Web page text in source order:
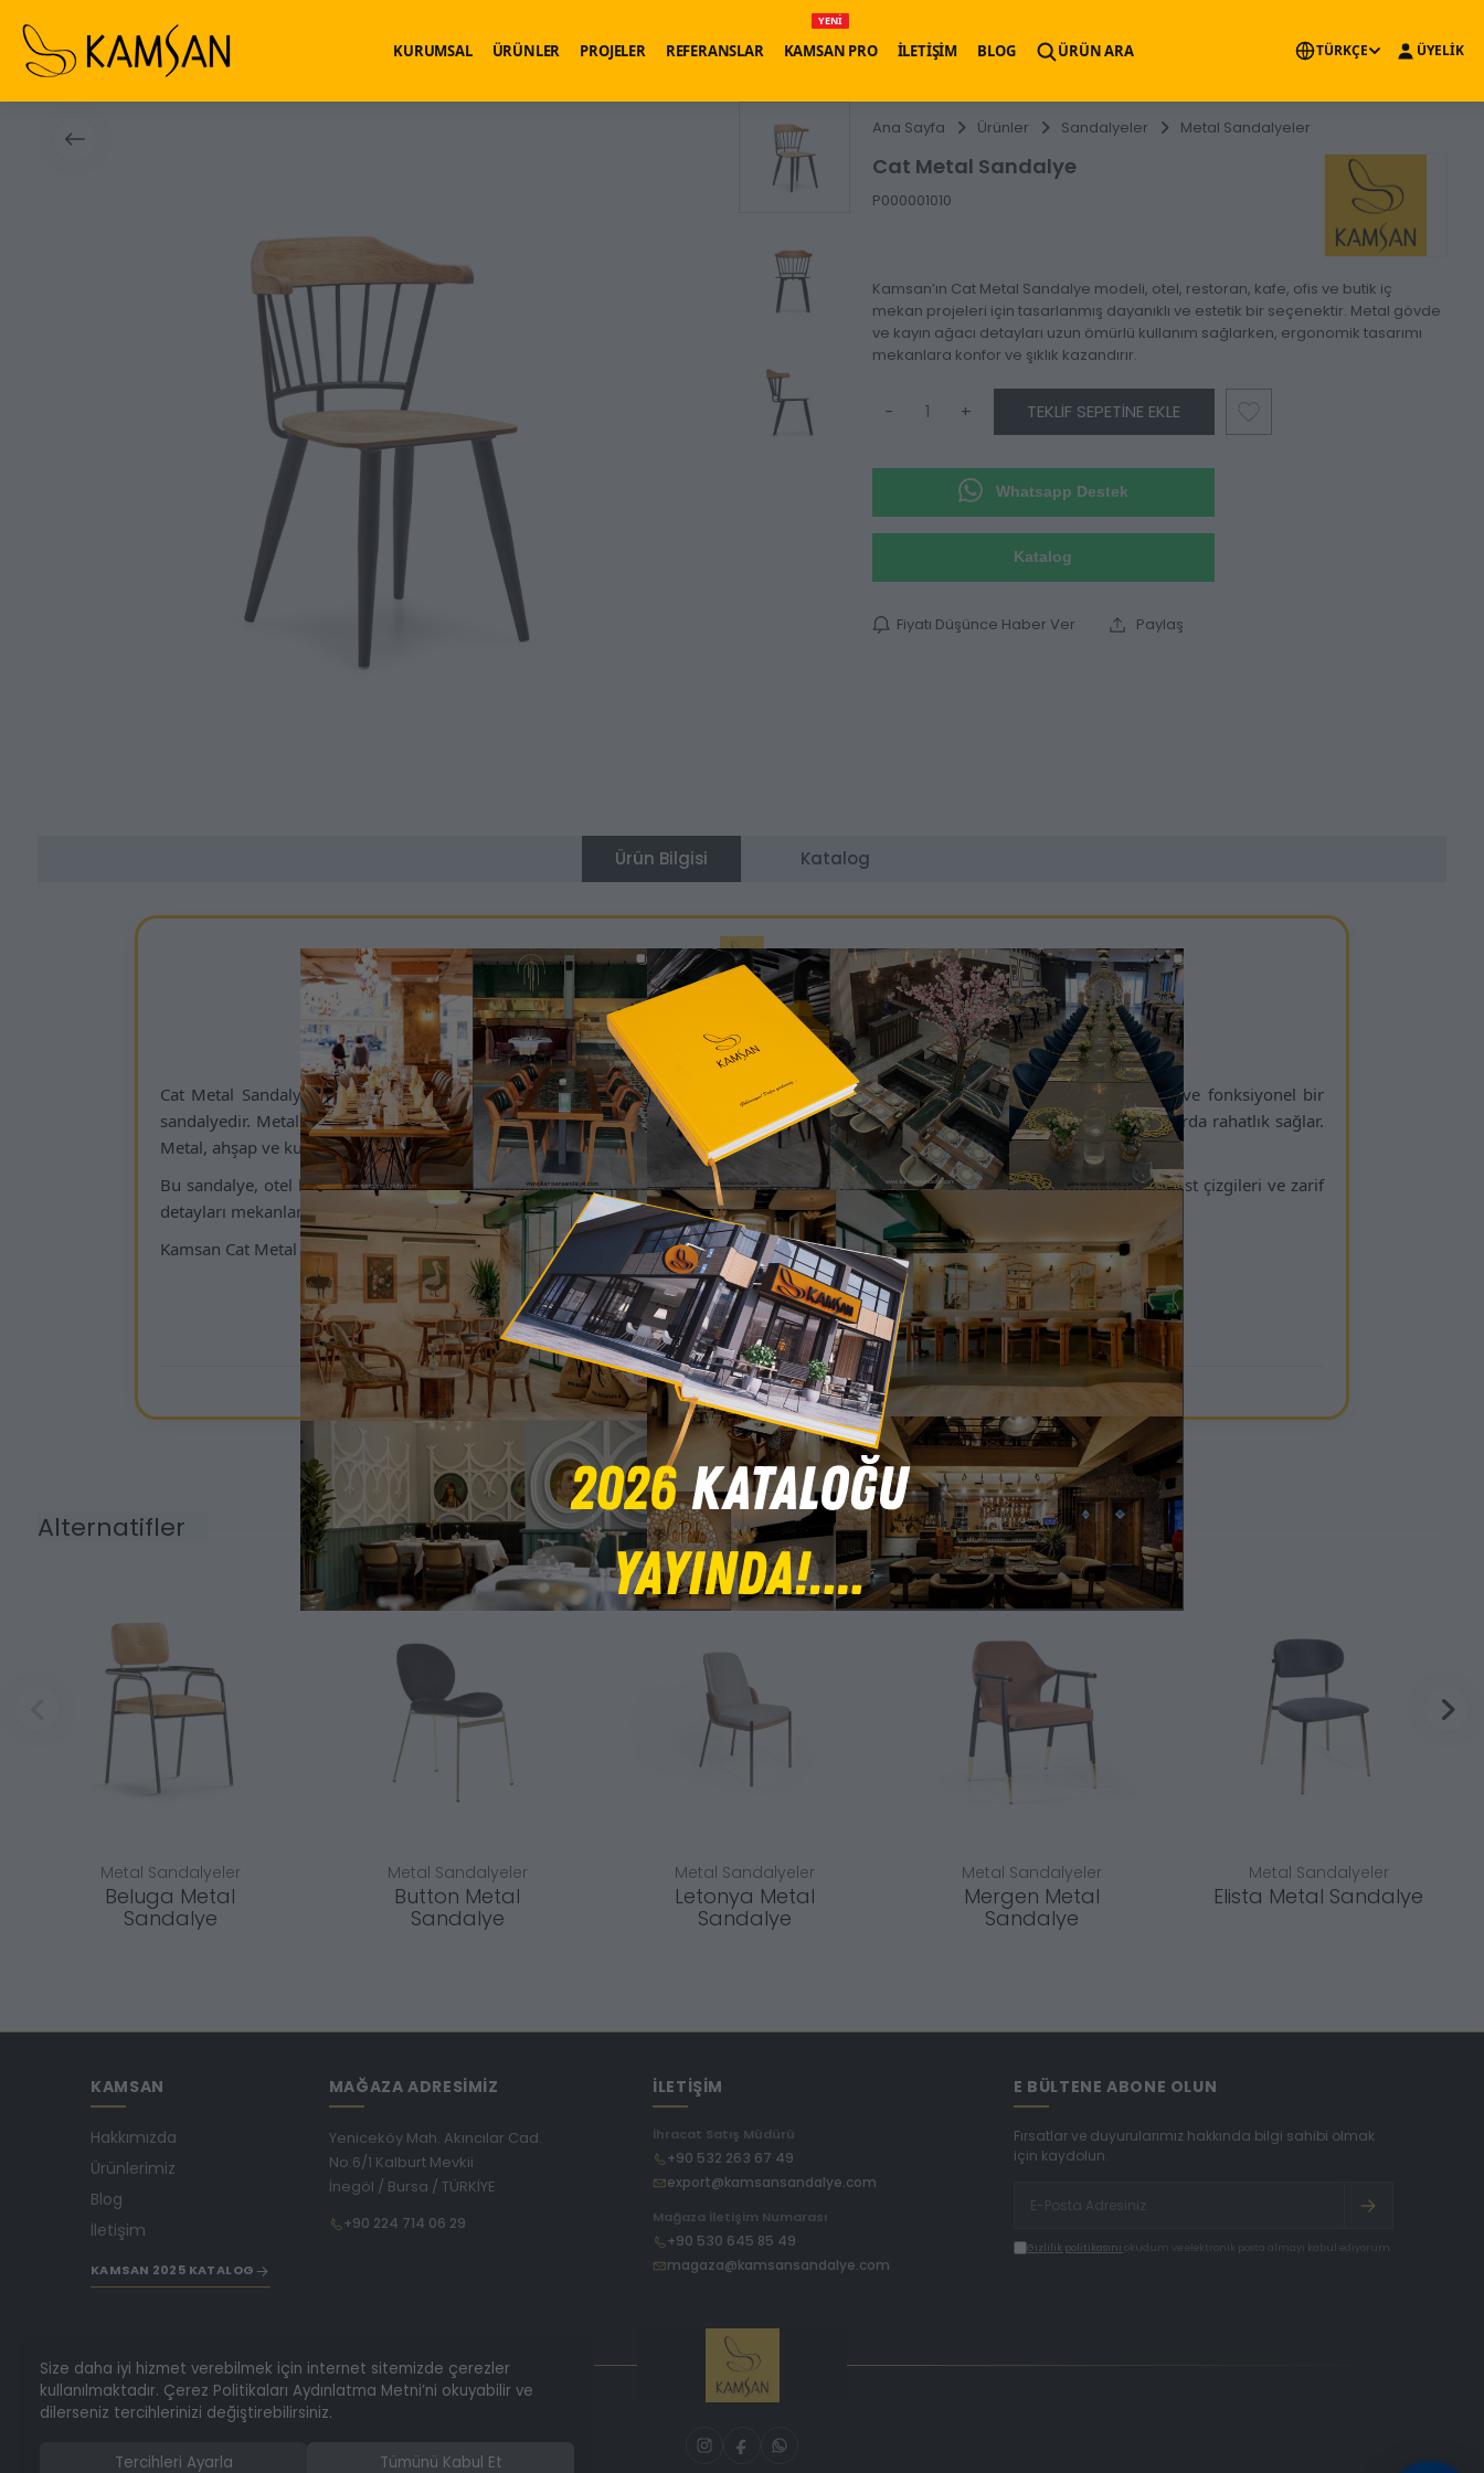
KURUMSAL ÜRÜNLER PROJELER REFERANSLAR
YENİ
KAMSAN PRO İLETİŞİM BLOG ÜRÜN ARA TÜRKÇE ÜYELİK
Ana Sayfa Ürünler Sandalyeler Metal Sandalyeler
Cat Metal Sandalye
P000001010
Kamsan’ın Cat Metal Sandalye modeli, otel, restoran, kafe, ofis ve butik iç
mekan projeleri için tasarlanmış dayanıklı ve estetik bir seçenektir. Metal gövde
ve kayın ağacı detayları uzun ömürlü kullanım sağlarken, ergonomik tasarımı
mekanlara konfor ve şıklık kazandırır.
- + TEKLIF SEPETINE EKLE
Whatsapp Destek
Katalog
Fiyatı Düşünce Haber Ver Paylaş
Ürün Bilgisi Katalog
Cat Metal Sandalye
Kamsan Sandalye - Bursa İnegöl Mobilya – Modern ve dayanıklı iç ve dış mekan oturma çözümleri
Cat Metal Sandalye, Kamsan’ın projelerdeki profesyonel ekip çalışması ve mimari çözüm odaklı yaklaşımı ile geliştirilmiş modern ve fonksiyonel bir
sandalyedir. Metal gövdesi ve kayın ağacı detayları dayanıklılık ve estetik sunarken, ergonomik oturum yapısı uzun süreli kullanımlarda rahatlık sağlar.
Metal, ahşap ve kumaş renkleri projelere özel olarak uyarlanabilir, mekanın dekorasyonuna kusursuz uyum sağlar.
Bu sandalye, otel lobileri, restoran zincirleri, butik kafeler, ofis alanları ve yurt dışı projelerinde sofistike bir atmosfer yaratır. Minimalist çizgileri ve zarif
detayları mekanlara prestij ve karakter kazandırır. Hafif ve dengeli tasarımı, kullanıcıya konforlu bir oturum deneyimi sunar.
Kamsan Cat Metal Sandalye, mekanlarınıza modern tasarım, dayanıklılık ve konfor kazandıran projelerde öne çıkan bir çözümdür.
Ürünü Ürünü Katalogda Hemen İncele
© 2025 Kamsan Sandalye - Bursa İnegöl Mobilya – Tüm Hakları Saklıdır
Alternatifler
Metal Sandalyeler
Beluga Metal
Sandalye
Metal Sandalyeler
Button Metal
Sandalye
Metal Sandalyeler
Letonya Metal
Sandalye
Metal Sandalyeler
Mergen Metal
Sandalye
Metal Sandalyeler
Elista Metal Sandalye
KAMSAN
Hakkımızda
Ürünlerimiz
Blog
İletişim
KAMSAN 2025 KATALOG
MAĞAZA ADRESİMİZ
Yeniceköy Mah. Akıncılar Cad.
No:6/1 Kalburt Mevkii
İnegöl / Bursa / TÜRKİYE
+90 224 714 06 29
İLETİŞİM
İhracat Satış Müdürü
+90 532 263 67 49
export@kamsansandalye.com
Mağaza İletişim Numarası
+90 530 645 85 49
magaza@kamsansandalye.com
E BÜLTENE ABONE OLUN
Fırsatlar ve duyurularımız hakkında bilgi sahibi olmak
için kaydolun.
Gizlilik politikasını okudum ve elektronik posta almayı kabul ediyorum.
Size daha iyi hizmet verebilmek için internet sitemizde çerezler
kullanılmaktadır. Çerez Politikaları Aydınlatma Metni’ni okuyabilir ve
dilerseniz tercihlerinizi değiştirebilirsiniz.
Tercihleri Ayarla Tümünü Kabul Et
×